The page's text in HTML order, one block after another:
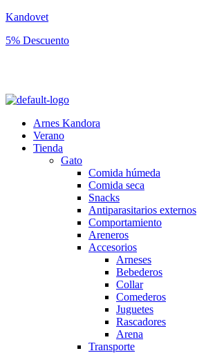
Kandovet
5% Descuento
Arnes Kandora
Verano
Tienda
Gato
Comida húmeda
Comida seca
Snacks
Antiparasitarios externos
Comportamiento
Areneros
Accesorios
Arneses
Bebederos
Collar
Comederos
Juguetes
Rascadores
Arena
Transporte